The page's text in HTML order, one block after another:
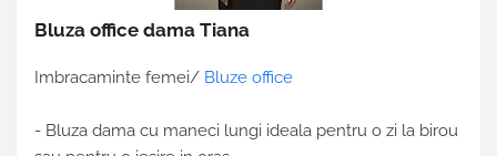
Bluza office dama Tiana
Imbracaminte femei/ Bluze office
- Bluza dama cu maneci lungi ideala pentru o zi la birou